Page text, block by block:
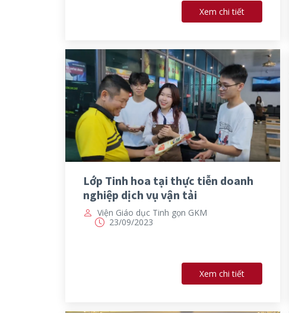
Xem chi tiết
Lớp Tinh hoa tại thực tiễn doanh
nghiệp dịch vụ vận tải
Viện Giáo dục Tinh gọn GKM
23/09/2023
Xem chi tiết